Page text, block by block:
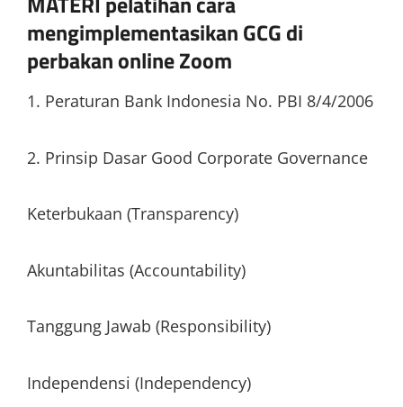
mengimplementasikan GCG di
perbakan online Zoom
1. Peraturan Bank Indonesia No. PBI 8/4/2006
2. Prinsip Dasar Good Corporate Governance
Keterbukaan (Transparency)
Akuntabilitas (Accountability)
Tanggung Jawab (Responsibility)
Independensi (Independency)